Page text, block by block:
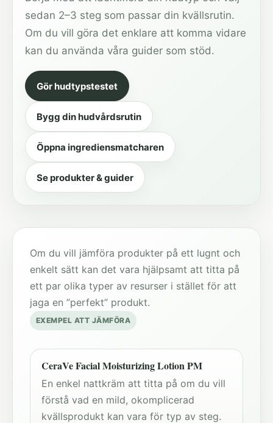
sedan 2–3 steg som passar din kvällsrutin.
Om du vill göra det enklare att komma vidare
kan du använda våra guider som stöd.
Gör hudtypstestet
Bygg din hudvårdsrutin
Öppna ingrediensmatcharen
Se produkter & guider
Om du vill jämföra produkter på ett lugnt och
enkelt sätt kan det vara hjälpsamt att titta på
ett par olika typer av resurser i stället för att
jaga en ”perfekt” produkt.
EXEMPEL ATT JÄMFÖRA
CeraVe Facial Moisturizing Lotion PM
En enkel nattkräm att titta på om du vill
förstå vad en mild, okomplicerad
kvällsprodukt kan vara för typ av steg.